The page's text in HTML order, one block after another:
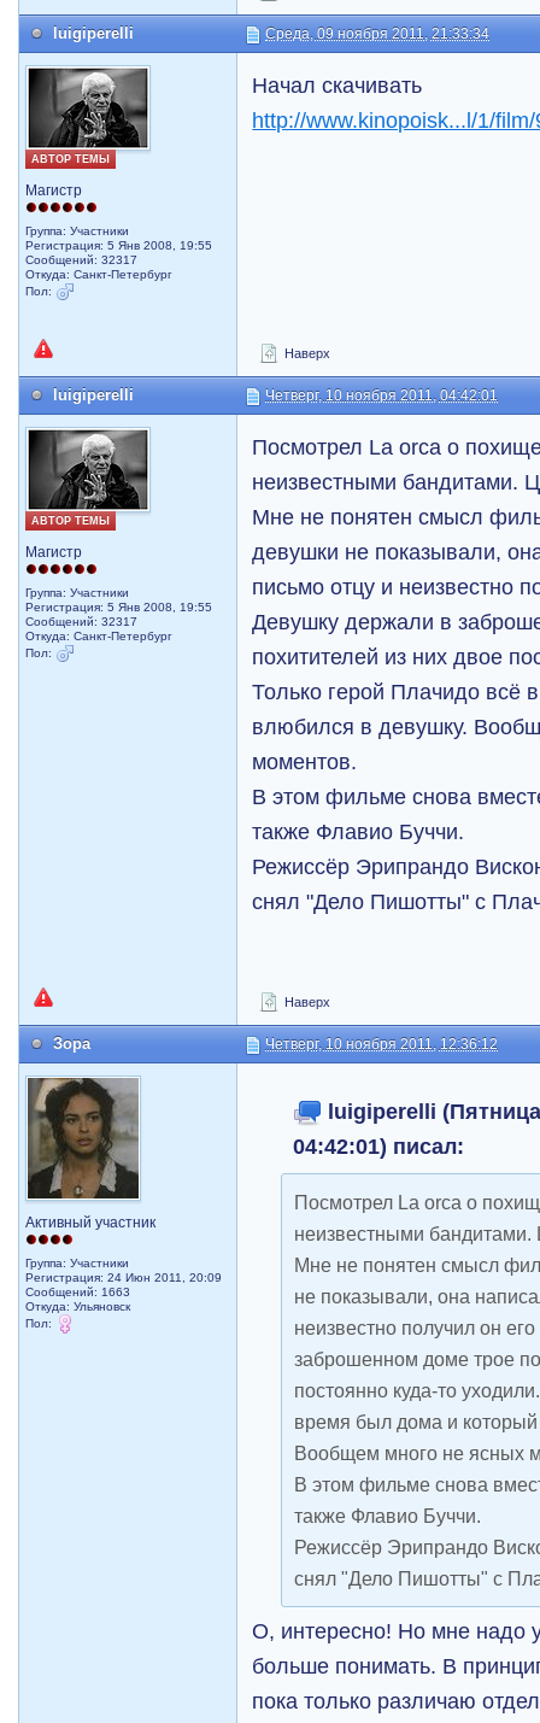
luigiperelli Среда, 09 ноября 2011, 21:33:34
АВТОР ТЕМЫ
Магистр
Группа: Участники
Регистрация: 5 Янв 2008, 19:55
Сообщений: 32317
Откуда: Санкт-Петербург
Пол:
Начал скачивать
http://www.kinopoisk...l/1/
Наверх
luigiperelli Четверг, 10 ноября 2011, 04:42:01
АВТОР ТЕМЫ
Магистр
Группа: Участники
Регистрация: 5 Янв 2008, 19:55
Сообщений: 32317
Откуда: Санкт-Петербург
Пол:
Посмотрел La orca о
неизвестными бандитами.
Мне не понятен смысл
девушки не показывали,
письмо отцу и неизвестно
Девушку держали в
похитителей из них двое
Только герой Плачидо всё
влюбился в девушку.
моментов.
В этом фильме снова
также Флавио Буччи.
Режиссёр Эрипрандо
снял "Дело Пишотты" с
Наверх
Зора Четверг, 10 ноября 2011, 12:36:12
Активный участник
Группа: Участники
Регистрация: 24 Июн 2011, 20:09
Сообщений: 1663
Откуда: Ульяновск
Пол:
luigiperelli
04:42:01) писал:
Посмотрел La orca о
неизвестными бандитами.
Мне не понятен смысл
не показывали, она
неизвестно получил он
заброшенном доме трое
постоянно куда-то
время был дома и
Вообщем много не ясных
В этом фильме снова
также Флавио Буччи.
Режиссёр Эрипрандо
снял "Дело Пишотты" с
О, интересно! Но мне надо
больше понимать. В
пока только различаю